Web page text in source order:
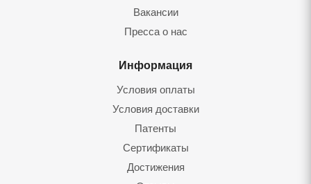
Вакансии
Пресса о нас
Информация
Условия оплаты
Условия доставки
Патенты
Сертификаты
Достижения